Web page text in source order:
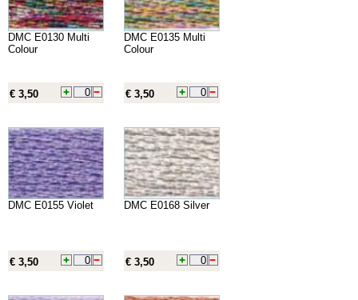
DMC E0130 Multi
Colour
€ 3,50
DMC E0135 Multi
Colour
€ 3,50
DMC E0155 Violet
€ 3,50
DMC E0168 Silver
€ 3,50